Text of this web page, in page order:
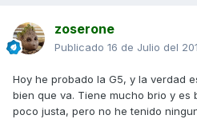
zoserone
Publicado 16 de Julio del
Hoy he probado la G5, y la verdad
bien que va. Tiene mucho brio y es
poco justa, pero no he tenido